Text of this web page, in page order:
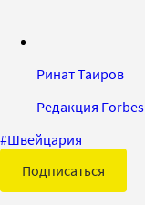
Ринат Таиров
Редакция Forbes
#Швейцария
Подписаться